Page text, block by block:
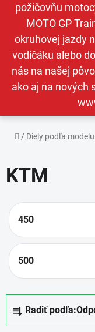
požičovňu
MOTO GP
okruhovej jazdy
vodičáku alebo
nás na našej
ako aj na nových
Domov
/ Diely podľa modelu
KTM
450
500
Radiť podľa: